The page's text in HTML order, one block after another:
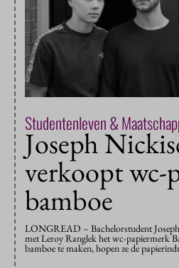
Studentenleven &
Joseph
verkoopt wc-
bamboe
LONGREAD – Bachelorstudent
met Leroy Ranglek het wc-papiermerk
bamboe te maken, hopen ze de